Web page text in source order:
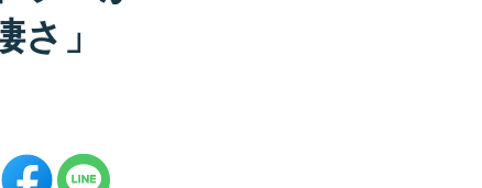
」